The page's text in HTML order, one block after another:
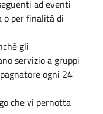
ad eventi
o per finalità di
gli
servizio a gruppi
ogni 24
che vi pernotta